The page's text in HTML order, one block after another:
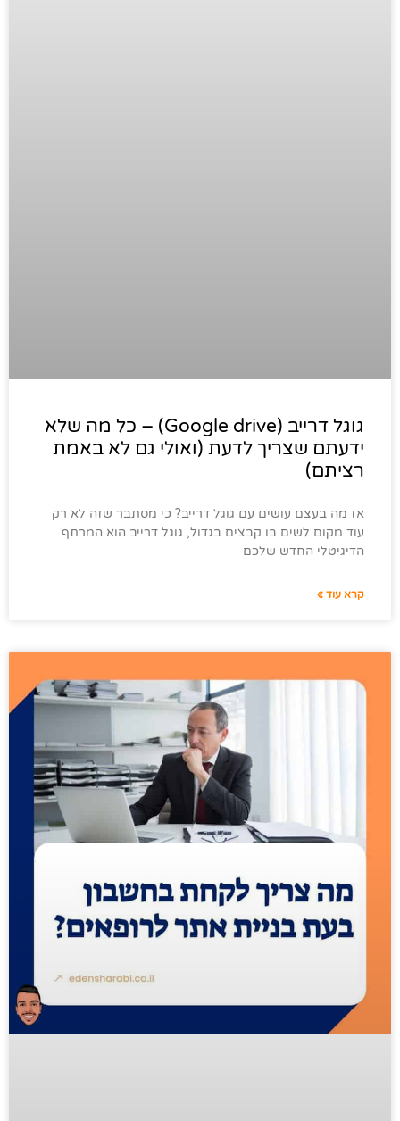
גוגל דרייב (Google drive) – כל מה שלא
ידעתם שצריך לדעת (ואולי גם לא באמת
רציתם)
אז מה בעצם עושים עם גוגל דרייב? כי מסתבר שזה לא רק
עוד מקום לשים בו קבצים בגדול, גוגל דרייב הוא המרתף
הדיגיטלי החדש שלכם
קרא עוד »